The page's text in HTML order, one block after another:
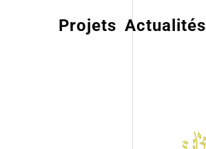
Projets Actualités